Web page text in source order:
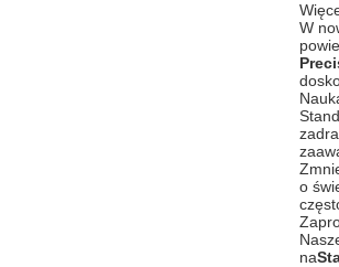
W
o
na